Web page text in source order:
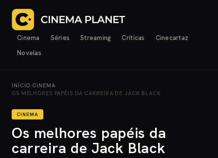
Cinema Séries Streaming Críticas
Cinecartaz
Novelas
INÍCIO› CINEMA›
OS MELHORES PAPÉIS DA CARREIRA DE JACK BLACK
CINEMA
Os melhores papéis da
carreira de Jack Black